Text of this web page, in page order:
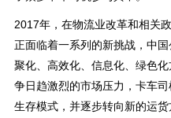
2017年，在物流业改革和相关
正面临着一系列的新挑战，中
聚化、高效化、信息化、绿色
争日趋激烈的市场压力，卡车
生存模式，并逐步转向新的运